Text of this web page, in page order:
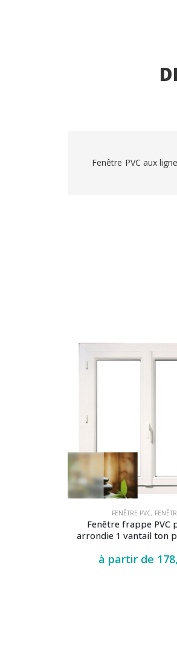
Fenêtre PVC aux
FENÊTRE PVC,
Fenêtre frappe PVC
arrondie 1 vantail ton
à partir de